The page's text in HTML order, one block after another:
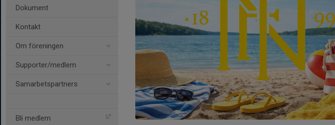
Dokument
Kontakt
Om föreningen
Supporter/medlem
Samarbetspartners
Bli medlem